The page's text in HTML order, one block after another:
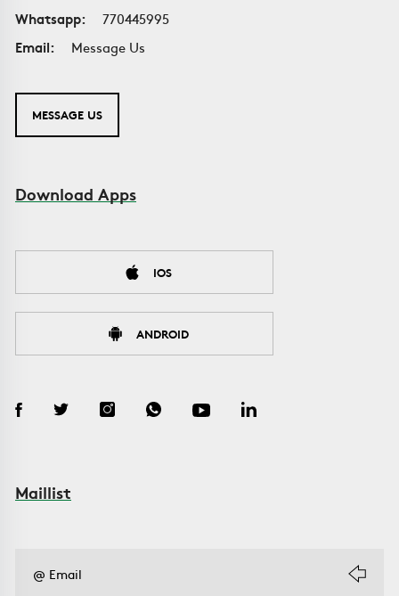
Whatsapp:
770445995
Email:
Message Us
MESSAGE US
Download Apps
IOS
ANDROID
Maillist